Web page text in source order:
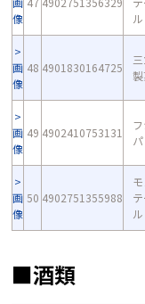
像
ル
画
像
48 4901830164725
画
像
49 4902410753131
画
像
50 4902751355988
ル
■酒類